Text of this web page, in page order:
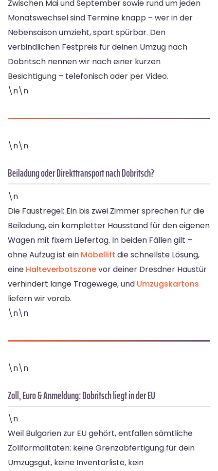
Zwischen Mai und September sowie rund um jeden
Monatswechsel sind Termine knapp – wer in der
Nebensaison umzieht, spart spürbar. Den
verbindlichen Festpreis für deinen Umzug nach
Dobritsch nennen wir nach einer kurzen
Besichtigung – telefonisch oder per Video.
\n\n
\n\n
Beiladung oder Direkttransport nach Dobritsch?
\n
Die Faustregel: Ein bis zwei Zimmer sprechen für die
Beiladung, ein kompletter Hausstand für den eigenen
Wagen mit fixem Liefertag. In beiden Fällen gilt –
ohne Aufzug ist ein Möbellift die schnellste Lösung,
eine Halteverbotszonevor deiner Dresdner Haustür
verhindert lange Tragewege, und Umzugskartons
liefern wir vorab.
\n\n
\n\n
Zoll, Euro & Anmeldung: Dobritsch liegt in der EU
\n
Weil Bulgarien zur EU gehört, entfallen sämtliche
Zollformalitäten: keine Grenzabfertigung für dein
Umzugsgut, keine Inventarliste, kein